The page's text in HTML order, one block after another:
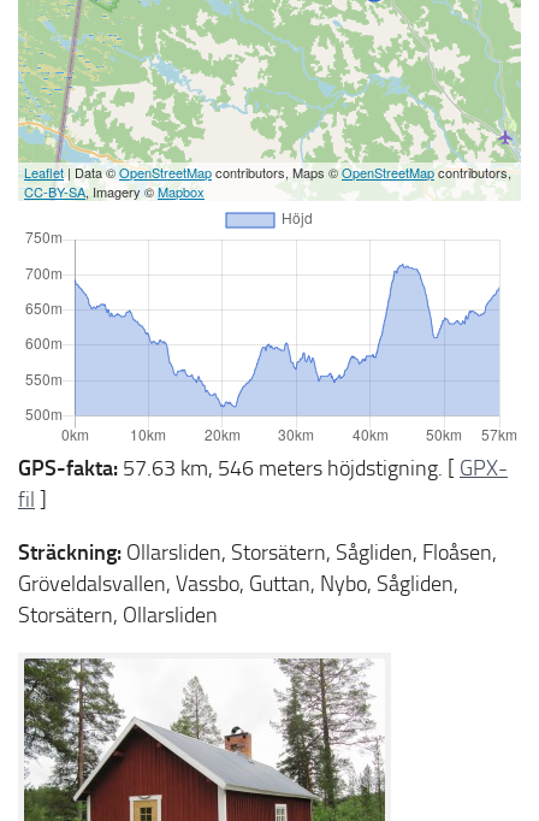
Leaflet | Data ©OpenStreetMapcontributors, Maps ©OpenStreetMapcontributors,
CC-BY-SA, Imagery ©Mapbox
GPS-fakta: 57.63 km, 546 meters höjdstigning. [ GPX-
fil ]
Sträckning: Ollarsliden, Storsätern, Sågliden, Floåsen,
Gröveldalsvallen, Vassbo, Guttan, Nybo, Sågliden,
Storsätern, Ollarsliden